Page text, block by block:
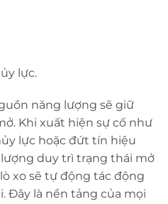
lực.
năng lượng sẽ giữ
Khi xuất hiện sự cố như
lực hoặc đứt tín hiệu
duy trì trạng thái mở
xo sẽ tự động tác động
Đây là nền tảng của mọi